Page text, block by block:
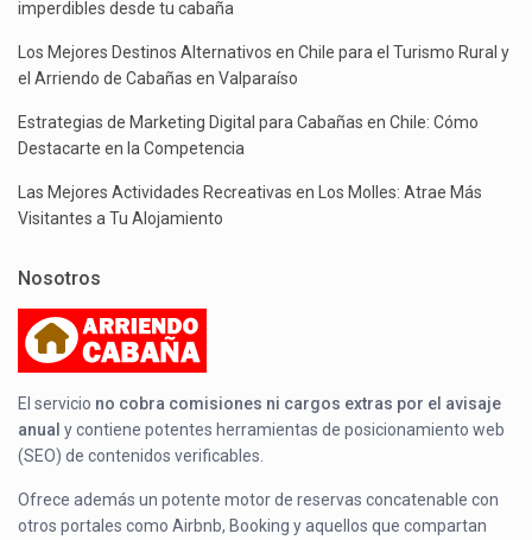
imperdibles desde tu cabaña
Los Mejores Destinos Alternativos en Chile para el Turismo Rural y
el Arriendo de Cabañas en Valparaíso
Estrategias de Marketing Digital para Cabañas en Chile: Cómo
Destacarte en la Competencia
Las Mejores Actividades Recreativas en Los Molles: Atrae Más
Visitantes a Tu Alojamiento
Nosotros
El servicio no cobra comisiones ni cargos extras por el avisaje
anual y contiene potentes herramientas de posicionamiento web
(SEO) de contenidos verificables.
Ofrece además un potente motor de reservas concatenable con
otros portales como Airbnb, Booking y aquellos que compartan